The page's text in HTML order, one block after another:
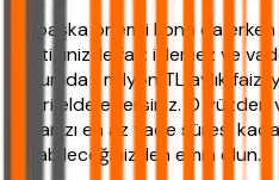
Bir başka önemli konu da
çektiğinizde faiz işlemez ve
durumda 1 milyon TL aylık
getiri elde edersiniz. O
paranızı en az vade süresi
tutabileceğinizden emin olun.